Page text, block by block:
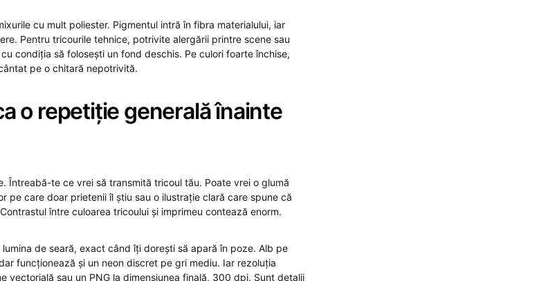
cu mult poliester. Pigmentul intră în fibra materialului, iar
Pentru tricourile tehnice, potrivite alergării printre scene sau
condiția să folosești un fond deschis. Pe culori foarte închise,
pe o chitară nepotrivită.
o repetiție generală înainte
Întreabă-te ce vrei să transmită tricoul tău. Poate vrei o glumă
pe care doar prietenii îl știu sau o ilustrație clară care spune că
între culoarea tricoului și imprimeu contează enorm.
de seară, exact când îți dorești să apară în poze. Alb pe
funcționează și un neon discret pe gri mediu. Iar rezoluția
vectorială sau un PNG la dimensiunea finală, 300 dpi. Sunt detalii